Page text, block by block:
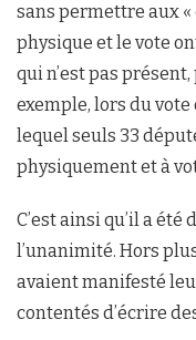
sans permettre aux «
physique et le vote
qui n’est pas
exemple, lors du
lequel seuls 33
physiquement et à
C’est ainsi qu’il a
l’unanimité. Hors
avaient manifesté
contentés d’écrire